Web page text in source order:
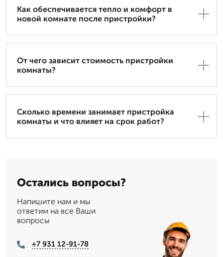
Как обеспечивается тепло и комфорт в
новой комнате после пристройки?
От чего зависит стоимость пристройки
комнаты?
Сколько времени занимает пристройка
комнаты и что влияет на срок работ?
Остались вопросы?
Напишите нам и мы
ответим на все Ваши
вопросы
+7 931 12-91-78